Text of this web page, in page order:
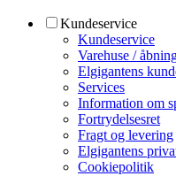
Kundeservice
Kundeservice
Varehuse /
Elgigantens
Services
Information om
Fortrydelsesret
Fragt og levering
Elgigantens
Cookiepolitik